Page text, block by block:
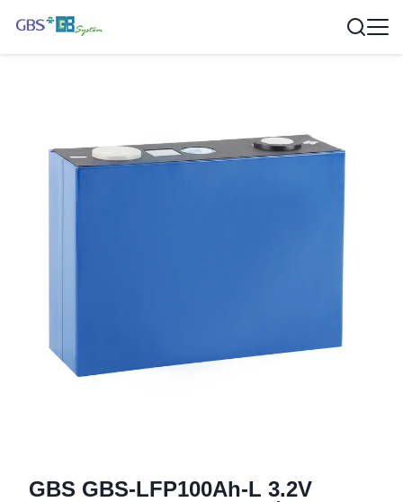
GBS GBS-LFP100Ah-L 3.2V